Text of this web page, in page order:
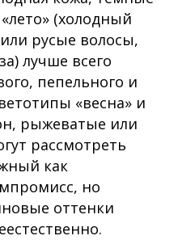
(холодный
русые волосы,
лучше всего
пепельного и
«весна» и
рыжеватые или
рассмотреть
как
но
оттенки